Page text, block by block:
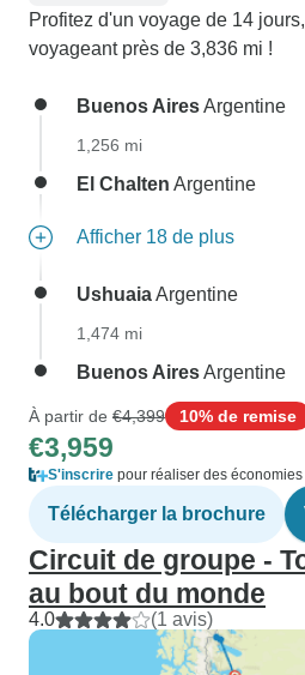
Profitez d'un voyage de 14
voyageant près de 3,836 mi !
Buenos AiresArgentine
1,256 mi
El Chalten Argentine
Afficher 18 de plus
UshuaiaArgentine
1,474 mi
Buenos AiresArgentine
À partir de €4,399 10% de remise
€3,959
S'inscrire pour réaliser des économies
Télécharger la brochure
Circuit de groupe -
au bout du monde
4.0 (1 avis)